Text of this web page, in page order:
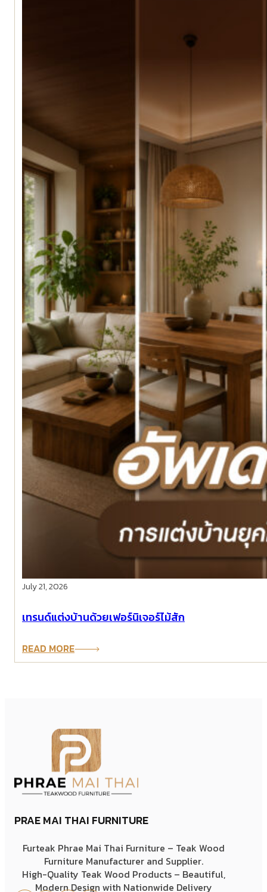
July 21, 2026
เทรนด์แต่งบ้านด้วยเฟอร์นิเจอร์ไม้สัก
READ MORE
PRAE MAI THAI FURNITURE
Furteak Phrae Mai Thai Furniture – Teak Wood
Furniture Manufacturer and Supplier.
High-Quality Teak Wood Products – Beautiful,
Modern Design with Nationwide Delivery